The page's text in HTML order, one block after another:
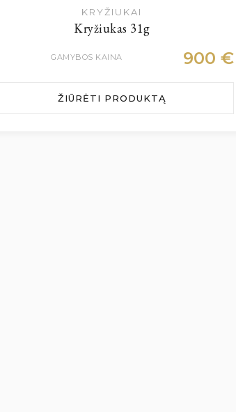
KRYŽIUKAI
Kryžiukas 31g
GAMYBOS KAINA 900 €
ŽIŪRĖTI PRODUKTĄ